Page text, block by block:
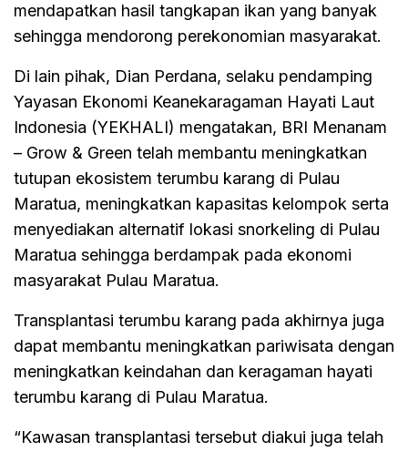
mendapatkan hasil tangkapan ikan yang banyak
sehingga mendorong perekonomian masyarakat.
Di lain pihak, Dian Perdana, selaku pendamping
Yayasan Ekonomi Keanekaragaman Hayati Laut
Indonesia (YEKHALI) mengatakan, BRI Menanam
– Grow & Green telah membantu meningkatkan
tutupan ekosistem terumbu karang di Pulau
Maratua, meningkatkan kapasitas kelompok serta
menyediakan alternatif lokasi snorkeling di Pulau
Maratua sehingga berdampak pada ekonomi
masyarakat Pulau Maratua.
Transplantasi terumbu karang pada akhirnya juga
dapat membantu meningkatkan pariwisata dengan
meningkatkan keindahan dan keragaman hayati
terumbu karang di Pulau Maratua.
“Kawasan transplantasi tersebut diakui juga telah